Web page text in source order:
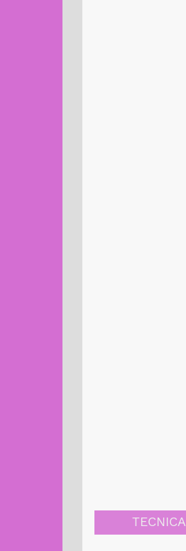
TECNICA